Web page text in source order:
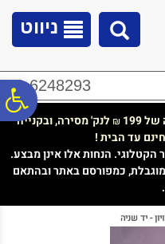
ניווט
02-6248293
199
₪ לנק' מסירה, ובקנייה
עד הבית !
הנחות אלו אינן מבצע.
כמפורסם באתר ובהתאם
- יד שניה